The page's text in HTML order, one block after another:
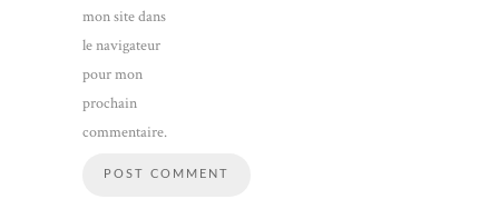
mon site dans
le navigateur
pour mon
prochain
commentaire.